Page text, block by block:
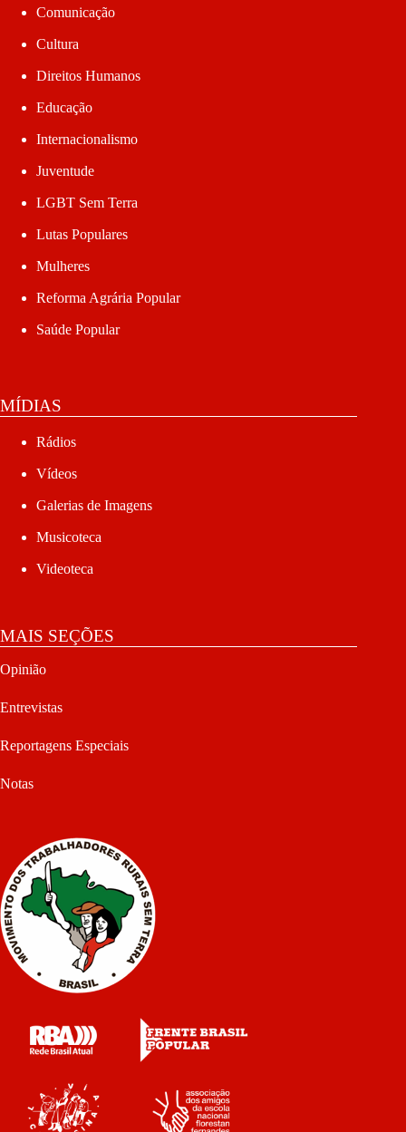
Comunicação
Cultura
Direitos Humanos
Educação
Internacionalismo
Juventude
LGBT Sem Terra
Lutas Populares
Mulheres
Reforma Agrária Popular
Saúde Popular
MÍDIAS
Rádios
Vídeos
Galerias de Imagens
Musicoteca
Videoteca
MAIS SEÇÕES
Opinião
Entrevistas
Reportagens Especiais
Notas